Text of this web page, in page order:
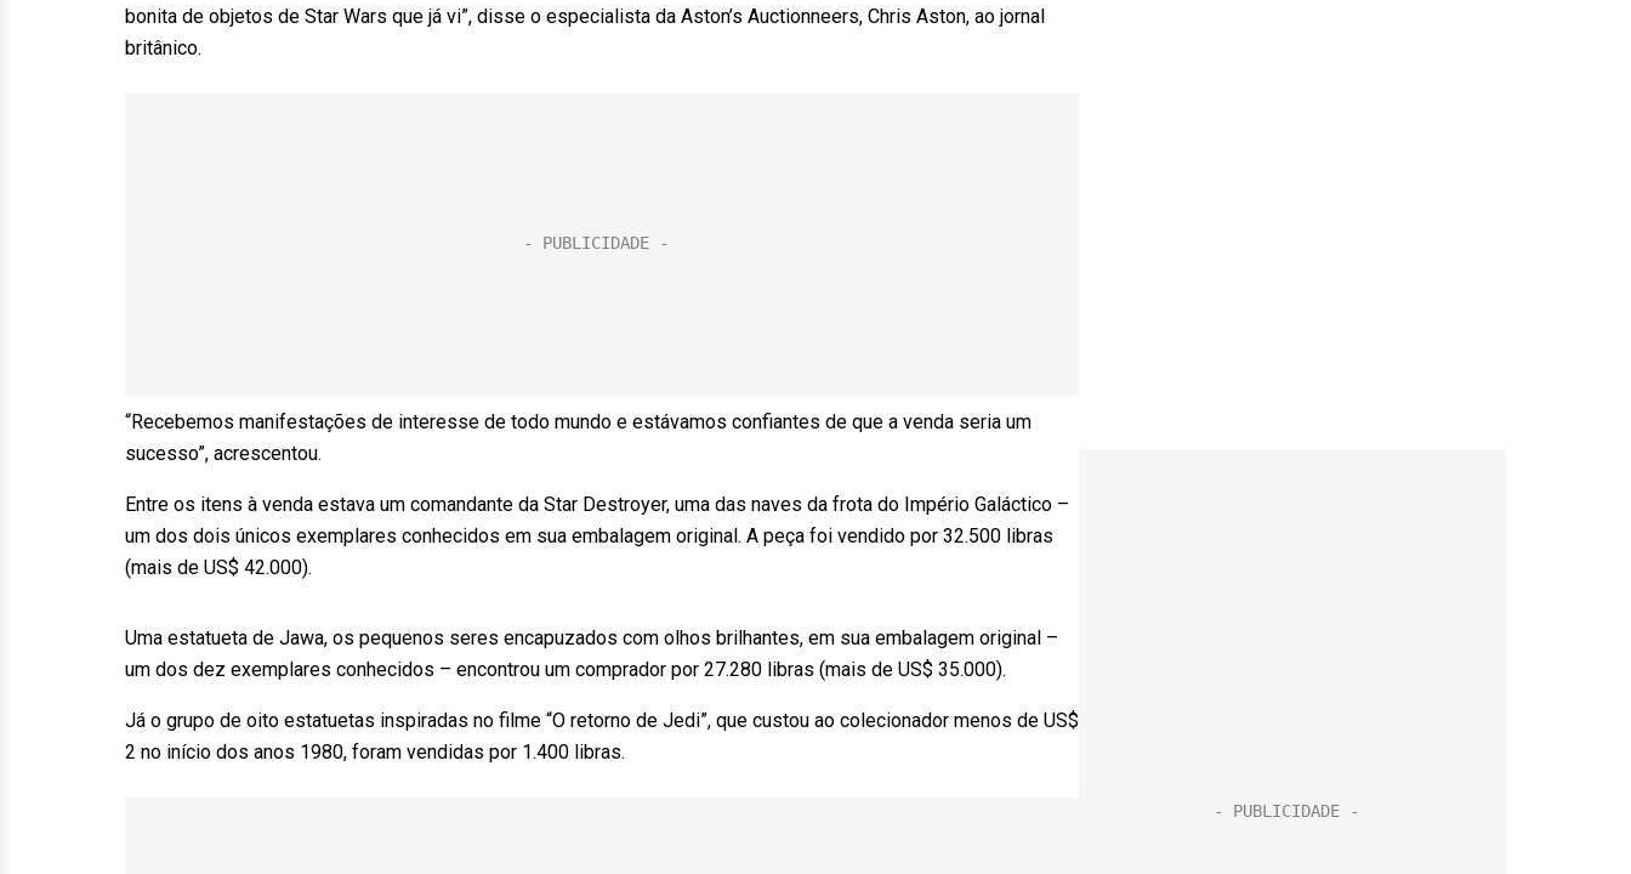
bonita de objetos de Star Wars que já vi”, disse o especialista da Aston’s Auctionneers, Chris Aston, ao jornal
britânico.
“Recebemos manifestações de interesse de todo mundo e estávamos confiantes de que a venda seria um
sucesso”, acrescentou.
Entre os itens à venda estava um comandante da Star Destroyer, uma das naves da frota do Império Galáctico –
um dos dois únicos exemplares conhecidos em sua embalagem original. A peça foi vendido por 32.500 libras
(mais de US$ 42.000).
Uma estatueta de Jawa, os pequenos seres encapuzados com olhos brilhantes, em sua embalagem original –
um dos dez exemplares conhecidos – encontrou um comprador por 27.280 libras (mais de US$ 35.000).
Já o grupo de oito estatuetas inspiradas no filme “O retorno de Jedi”, que custou ao colecionador menos de US$
2 no início dos anos 1980, foram vendidas por 1.400 libras.